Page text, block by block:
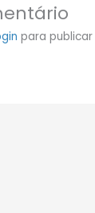
para publicar